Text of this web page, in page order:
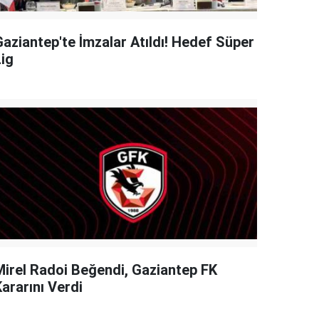
İmzalar Atıldı! Hedef Süper
Radoi Beğendi, Gaziantep FK
Verdi